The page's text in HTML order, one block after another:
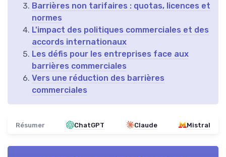
Barrières non tarifaires : quotas, licences et
normes
L'impact des politiques commerciales et des
accords internationaux
Les défis pour les entreprises face aux
barrières commerciales
Vers une réduction des barrières
commerciales
Résumer ChatGPT Claude Mistral